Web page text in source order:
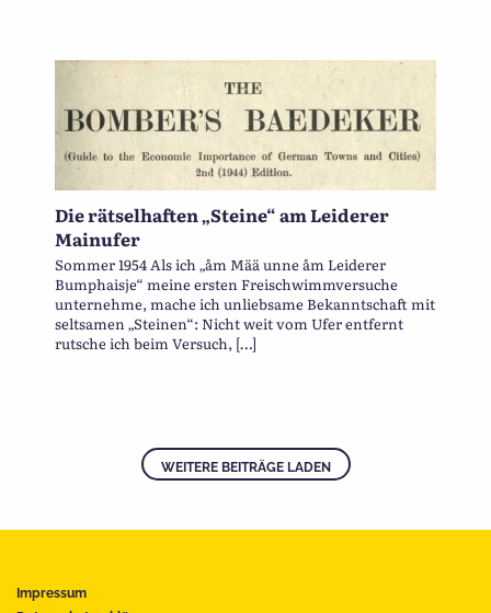
Die rätselhaften „Steine“ am Leiderer
Mainufer
Sommer 1954 Als ich „åm Mää unne åm Leiderer
Bumphaisje“ meine ersten Freischwimmversuche
unternehme, mache ich unliebsame Bekanntschaft mit
seltsamen „Steinen“: Nicht weit vom Ufer entfernt
rutsche ich beim Versuch, […]
WEITERE BEITRÄGE LADEN
Impressum